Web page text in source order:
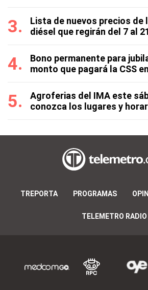
Lista de nuevos precios de
diésel que regirán del 7 al
Bono permanente para
monto que pagará la CSS
Agroferias del IMA este
conozca los lugares y
TREPORTA PROGRAMAS
TELEMETRO RADIO